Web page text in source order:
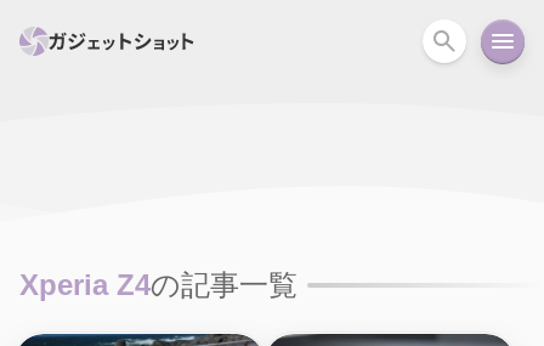
Xperia Z4の記事一覧